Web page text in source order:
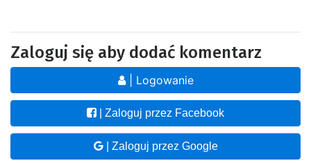
Zaloguj się aby dodać komentarz
| Logowanie
| Zaloguj przez Facebook
| Zaloguj przez Google